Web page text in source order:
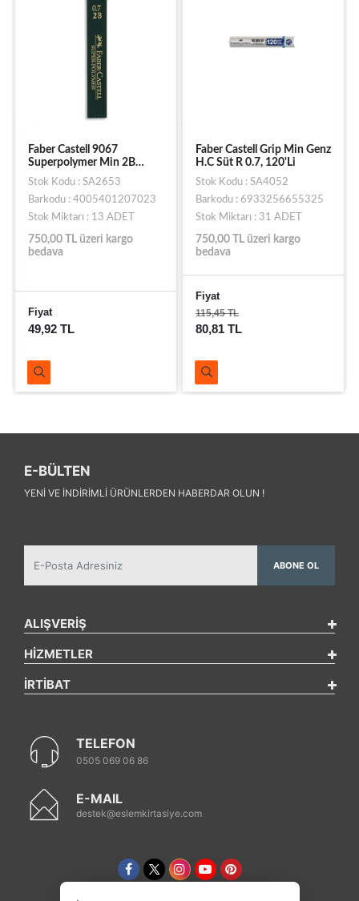
Faber Castell 9067
Superpolymer Min 2B
0,7Mm
Stok Kodu : SA2653
Barkodu : 4005401207023
Stok Miktarı : 13 ADET
750,00 TL üzeri kargo
bedava
Fiyat
49,92 TL
Faber Castell Grip Min Genz
H.C Süt R 0.7, 120'Li
Stok Kodu : SA4052
Barkodu : 6933256655325
Stok Miktarı : 31 ADET
750,00 TL üzeri kargo
bedava
Fiyat
115,45 TL
80,81 TL
E-BÜLTEN
YENI VE INDIRIMLI ÜRÜNLERDEN HABERDAR OLUN !
ABONE OL
ALIŞVERİŞ
HİZMETLER
İRTİBAT
TELEFON
0505 069 06 86
E-MAIL
destek@eslemkirtasiye.com